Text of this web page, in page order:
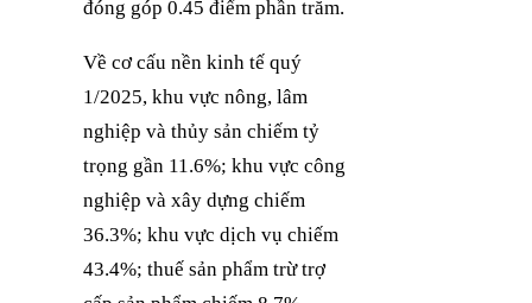
đóng góp 0.45 điểm phần trăm.
Về cơ cấu nền kinh tế quý
1/2025, khu vực nông, lâm
nghiệp và thủy sản chiếm tỷ
trọng gần 11.6%; khu vực công
nghiệp và xây dựng chiếm
36.3%; khu vực dịch vụ chiếm
43.4%; thuế sản phẩm trừ trợ